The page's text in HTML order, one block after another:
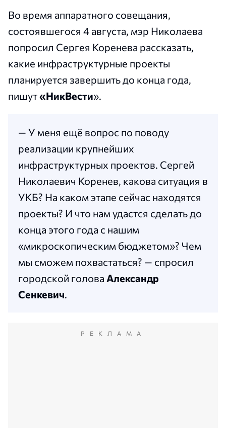
Во время аппаратного совещания,
состоявшегося 4 августа, мэр Николаева
попросил Сергея Коренева рассказать,
какие инфраструктурные проекты
планируется завершить до конца года,
пишут«НикВести».
— У меня ещё вопрос по поводу
реализации крупнейших
инфраструктурных проектов. Сергей
Николаевич Коренев, какова ситуация в
УКБ? На каком этапе сейчас находятся
проекты? И что нам удастся сделать до
конца этого года с нашим
«микроскопическим бюджетом»? Чем
мы сможем похвастаться? — спросил
городской голова Александр
Сенкевич.
РЕКЛАМА